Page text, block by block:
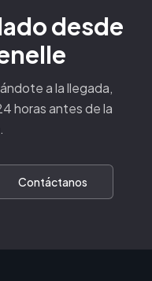
desde
a la llegada,
horas antes de la
Contáctanos